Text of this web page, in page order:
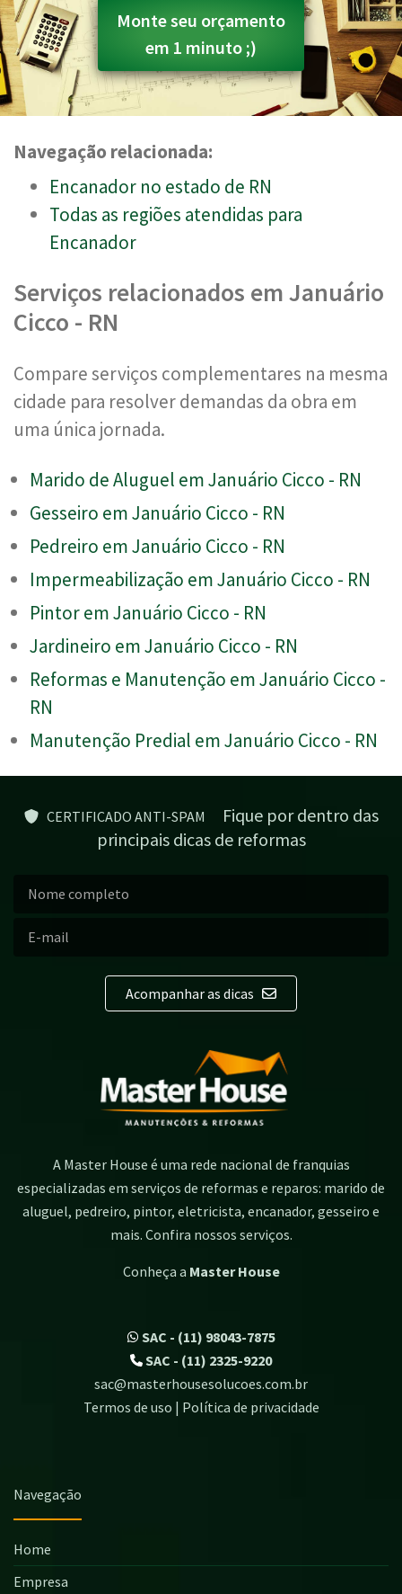
Monte seu orçamento
em 1 minuto ;)
Navegação relacionada:
Encanador no estado de RN
Todas as regiões atendidas para
Encanador
Serviços relacionados em Januário
Cicco - RN
Compare serviços complementares na mesma
cidade para resolver demandas da obra em
uma única jornada.
Marido de Aluguel em Januário Cicco - RN
Gesseiro em Januário Cicco - RN
Pedreiro em Januário Cicco - RN
Impermeabilização em Januário Cicco - RN
Pintor em Januário Cicco - RN
Jardineiro em Januário Cicco - RN
Reformas e Manutenção em Januário Cicco -
RN
Manutenção Predial em Januário Cicco - RN
CERTIFICADO ANTI-SPAM
Fique por dentro das
principais dicas de reformas
Acompanhar as dicas
A Master House é uma rede nacional de franquias
especializadas em serviços de reformas e reparos: marido de
aluguel, pedreiro, pintor, eletricista, encanador, gesseiro e
mais. Confira nossos serviços.
Conheça a Master House
SAC - (11) 98043-7875
SAC - (11) 2325-9220
sac@masterhousesolucoes.com.br
Termos de uso | Política de privacidade
Navegação
Home
Empresa